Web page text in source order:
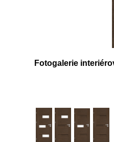
Fotogalerie